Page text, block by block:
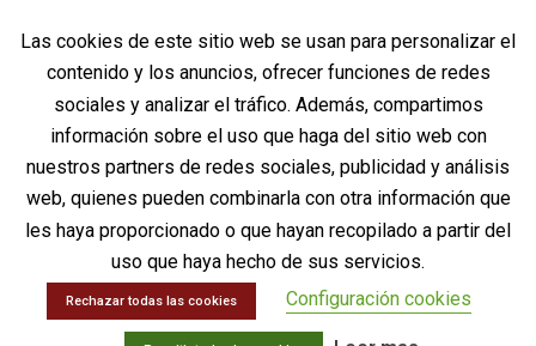
Neuro-trauma
Cirugía general – UCI
Sustituto Óseo
Documentación DiscoGel®
INFORMACIÓN LEGAL
Aviso legal
Política de privacidad
Política de Calidad
Política de Gestión Ambiental
Las cookies de este sitio web se usan para personalizar el
contenido y los anuncios, ofrecer funciones de redes
sociales y analizar el tráfico. Además, compartimos
información sobre el uso que haga del sitio web con
nuestros partners de redes sociales, publicidad y análisis
web, quienes pueden combinarla con otra información que
les haya proporcionado o que hayan recopilado a partir del
uso que haya hecho de sus servicios.
Rechazar todas las cookies Configuración cookies